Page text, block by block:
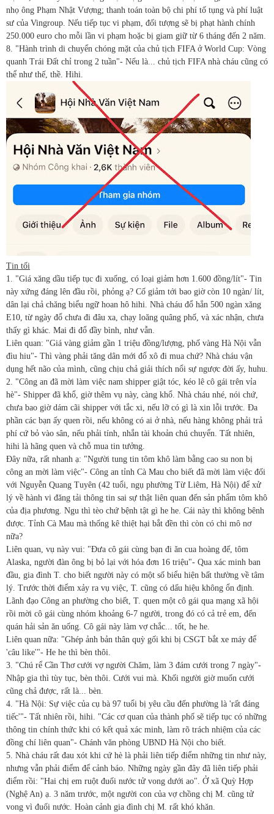
nhọ ông Phạm Nhật Vượng; thanh toán toàn bộ chi phí tố tụng và phí luật
sư của Vingroup. Nếu tiếp tục vi phạm, đối tượng sẽ bị phạt hành chính
250.000 euro cho mỗi lần vi phạm hoặc bị giam giữ từ 6 tháng đến 2 năm.
8. "Hành trình di chuyển chóng mặt của chủ tịch FIFA ở World Cup: Vòng
quanh Trái Đất chỉ trong 2 tuần"- Nếu là... chủ tịch FIFA nhà cháu cũng có
thể như thế, thề. Hihi.
Tin tối
1. "Giá xăng dầu tiếp tục đi xuống, có loại giảm hơn 1.600 đồng/lít"- Tin
này xứng đáng lên đầu rồi, phỏng ạ? Cố giảm tới bao giờ còn 10 ngàn/ lít,
dân lại chả chăng biểu ngữ hoan hô hihi. Nhà cháu đổ hẳn 500 ngàn xăng
E10, từ ngày đổ chưa đi đâu xa, chạy loăng quâng phố, và xác nhận, chưa
thấy gì khác. Mai đi đổ đầy bình, như vẫn.
Liên quan: "Giá vàng giảm gần 1 triệu đồng/lượng, phố vàng Hà Nội vẫn
đìu hiu"- Thì vàng phải tăng dân mới đổ xô đi mua chứ? Nhà cháu vận
dụng hết não của mình, cũng chịu chả giải thích nổi sự ngược đời ấy, huhu.
2. "Công an đã mời làm việc nam shipper giật tóc, kéo lê cô gái trên vỉa
hè"- Shipper đã khổ, giờ thêm vụ này, càng khổ. Nhà cháu nhé, nói chứ,
chưa bao giờ dám cãi shipper với tắc xi, nếu lỡ có gì là xin lỗi trước. Đa
phần các bạn ấy quen rồi, nếu không có ai ở nhà, nếu hàng không phải trả
phí cứ bỏ vào sân, nếu phải tính, nhắn tài khoản chú chuyển. Tất nhiên,
hihi là hãng quen và chỗ mua tin tưởng.
Đây nữa, rất nhanh ạ: "Người tung tin tôm khô làm bằng cao su non bị
công an mời làm việc"- Công an tỉnh Cà Mau cho biết đã mời làm việc đối
với Nguyễn Quang Tuyên (42 tuổi, ngụ phường Từ Liêm, Hà Nội) để xử
lý về hành vi đăng tải thông tin sai sự thật liên quan đến sản phẩm tôm khô
của địa phương. Ngu thì tèo chứ bệnh tật gì he he. Cái này thì không bênh
được. Tỉnh Cà Mau mà thống kê thiệt hại bắt đền thì còn có chi mô nơ
nữa?
Liên quan, vụ này vui: "Đưa cô gái cùng bạn đi ăn cua hoàng đế, tôm
Alaska, người đàn ông bị bỏ lại với hóa đơn 16 triệu"- Qua xác minh ban
đầu, gia đình T. cho biết người này có một số biểu hiện bất thường về tâm
lý. Trước thời điểm xảy ra vụ việc, T. cũng có dấu hiệu không ổn định.
Lãnh đạo Công an phường cho biết, T. quen một cô gái qua mạng xã hội
rồi mời cô gái cùng nhóm khoảng 6-7 người, trong đó có cả trẻ em, đến
quán hải sản ăn uống. Cô gái này làm vợ chắc... tốt, he he.
Liên quan nữa: "Ghép ảnh bản thân quỳ gối khi bị CSGT bắt xe máy để
'câu like'"- He he thì bèn thôi.
3. "Chú rể Cần Thơ cưới vợ người Chăm, làm 3 đám cưới trong 7 ngày"-
Nhập gia thì tùy tục, bèn thôi. Cưới vui mà. Khối người giờ muốn cưới
cũng chả được, rất là... bèn.
4. "Hà Nội: Sự việc của cụ bà 97 tuổi bị yêu cầu đến phường là 'rất đáng
tiếc'"- Tất nhiên rồi, hihi. "Các cơ quan của thành phố sẽ tiếp tục có những
thông tin chính thức khi có kết quả xác minh, làm rõ trách nhiệm của các
đồng chí liên quan"- Chánh văn phòng UBND Hà Nội cho biết.
5. Nhà cháu rất đau xót khi cứ hè là phải liên tiếp điểm những tin như này,
nhưng vẫn phải điểm để cảnh báo. Những ngày gần đây đã liên tiếp phải
điểm rồi: "Hai chị em ruột đuối nước tử vong dưới ao". Ở xã Quỳ Hợp
(Nghệ An) ạ. 3 năm trước, một người con của vợ chồng chị M. cũng tử
vong vì đuối nước. Hoàn cảnh gia đình chị M. rất khó khăn.